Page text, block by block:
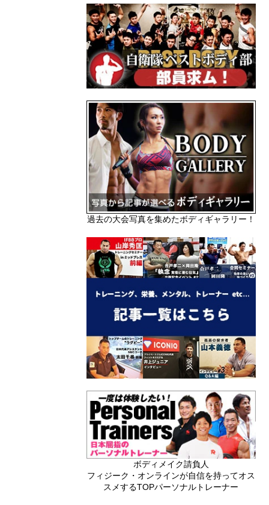
過去の大会写真を集めたボディギャラリー！
ボディメイク請負人
フィジーク・オンラインが自信を持ってオス
スメするTOPパーソナルトレーナー